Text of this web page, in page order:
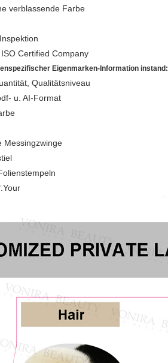
verblassende Farbe
Certified Company
Eigenmarken-Information instand:
Qualitätsniveau
u. AI-Format
Messingzwinge